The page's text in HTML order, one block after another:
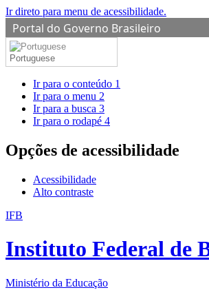
Ir direto para menu de acessibilidade.
Portal do Governo Brasileiro
Portuguese
Ir para o conteúdo 1
Ir para o menu 2
Ir para a busca 3
Ir para o rodapé 4
Opções de acessibilidade
Acessibilidade
Alto contraste
IFB
Instituto Federal de
Ministério da Educação